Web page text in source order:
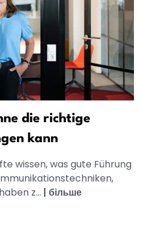
die richtige
kann
wissen, was gute Führung
z... | більше